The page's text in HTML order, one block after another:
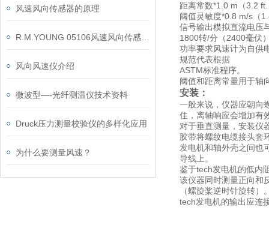
距离常数*1.0 m（3.2
阈值灵敏度*0.8 m/s（
信号输出模拟直流电压
1800转/分（2400毫伏
功率要求风速计为自供
规范代表根据
ASTM标准程序。
阈值和距离常量用于轴
安装：
一般来说，仪器应朝向
住，离轴响应会增加有
对于垂直测量，安装仪
胶带将螺纹电缆接头套
发电机和轴外壳之间也
导线上。
鉴于tech发电机的低内
该仪器同时测量正向和
（螺旋桨逆时针旋转
tech发电机的输出应连
风速风向传感器的原理
风向风速仪介绍
微波型—-光纤测温仪技术资料
Druck压力测量校验仪的多样化应用
为什么要测量风速？